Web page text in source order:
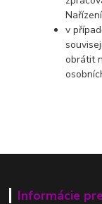
v
obrátit
Informácie